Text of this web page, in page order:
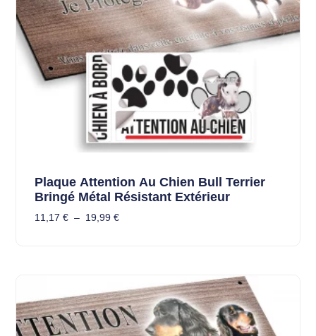
Plaque Attention Au Chien Bull Terrier
Bringé Métal Résistant Extérieur
11,17 € – 19,99 €